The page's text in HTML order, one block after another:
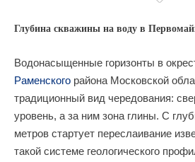
Глубина скважины на воду в
Водонасыщенные горизонты в
Раменского района Московской
традиционный вид чередования:
уровень, а за ним зона глины. С
метров стартует переслаивание
такой системе геологического